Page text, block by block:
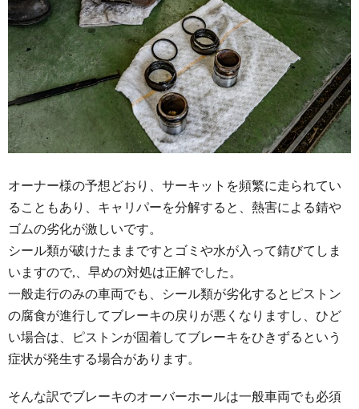
オーナー様の予想どおり、サーキットを頻繁に走られてい
ることもあり、キャリパーを分解すると、熱害による錆や
ゴムの劣化が激しいです。
シール類が破けたままですとゴミや水が入って錆びてしま
いますので,、早めの対処は正解でした。
一般走行のみの車両でも、シール類が劣化するとピストン
の腐食が進行してブレーキの戻りが悪くなりますし、ひど
い場合は、ピストンが固着してブレーキをひきずるという
症状が発生する場合があります。
そんな訳でブレーキのオーバーホールは一般車両でも必須